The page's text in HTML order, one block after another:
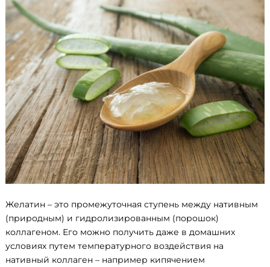
Желатин – это промежуточная ступень между нативным
(природным) и гидролизированным (порошок)
коллагеном. Его можно получить даже в домашних
условиях путем температурного воздействия на
нативный коллаген – например кипячением